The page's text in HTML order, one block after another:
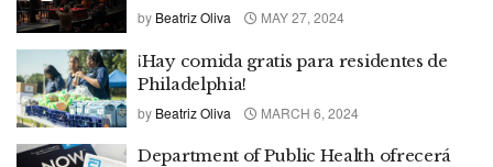
by Beatriz Oliva MAY 27, 2024
¡Hay comida gratis para residentes de
Philadelphia!
by Beatriz Oliva MARCH 6, 2024
Department of Public Health ofrecerá